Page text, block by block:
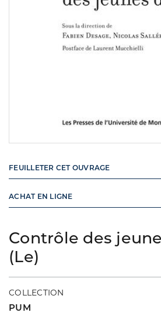
Contrôle des
(Le)
COLLECTION
PUM
FEUILLETER CET OUVRAGE
ACHAT EN LIGNE